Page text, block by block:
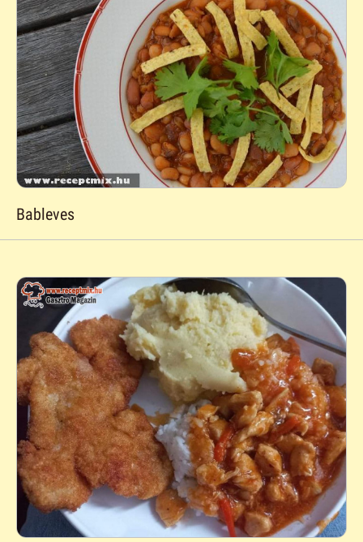
Bableves